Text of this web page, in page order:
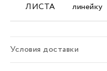
ЛИСТА
линейку
Условия доставки